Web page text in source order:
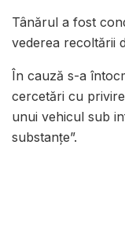
Tânărul a fost
vederea recoltării
În cauză s-a
cercetări cu
unui vehicul sub
substanțe”.